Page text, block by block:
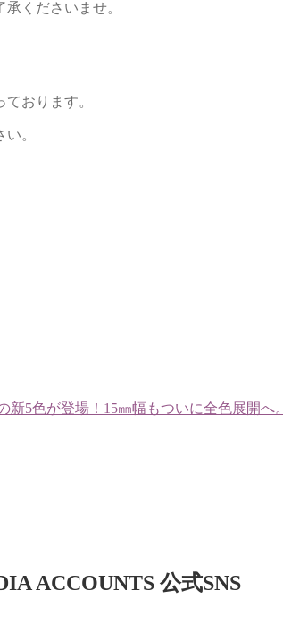
くださいませ。
おります。
。
5色が登場！15㎜幅もついに全色展開へ。
ACCOUNTS 公式SNS